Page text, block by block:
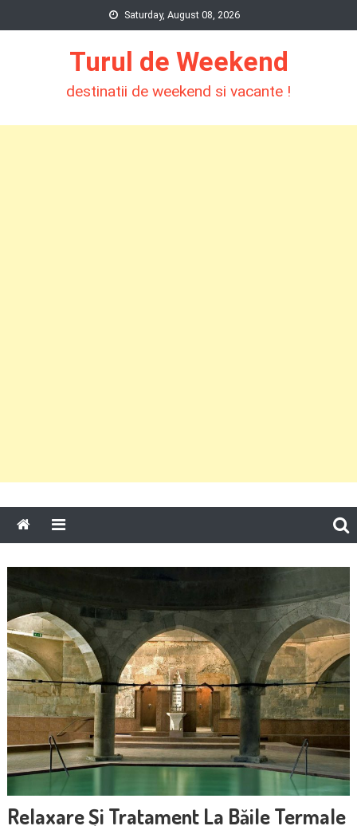
to
Saturday, August 08, 2026
Turul de Weekend
destinatii de weekend si vacante !
Relaxare Și Tratament La Băile Termale